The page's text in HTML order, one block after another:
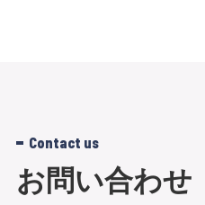
Contact us
お問い合わせ